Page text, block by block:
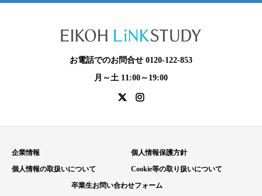
お電話でのお問合せ 0120-122-853
月～土 11:00～19:00
企業情報
個人情報保護方針
個人情報の取扱いについて
Cookie等の取り扱いについて
卒業生お問い合わせフォーム